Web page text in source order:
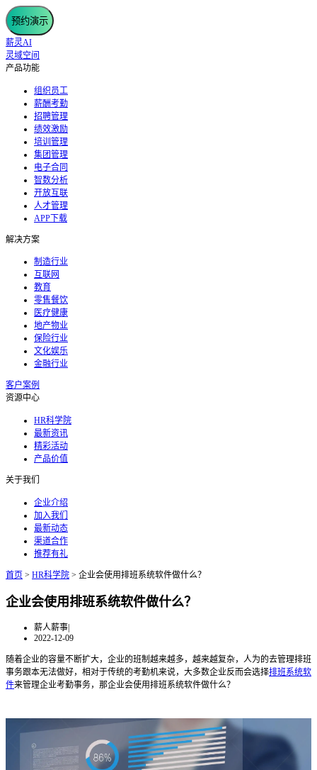
预约演示
薪灵AI
灵域空间
产品功能
组织员工
薪酬考勤
招聘管理
绩效激励
培训管理
集团管理
电子合同
智数分析
开放互联
人才管理
APP下载
解决方案
制造行业
互联网
教育
零售餐饮
医疗健康
地产物业
保险行业
文化娱乐
金融行业
客户案例
资源中心
HR科学院
最新资讯
精彩活动
产品价值
关于我们
企业介绍
加入我们
最新动态
渠道合作
推荐有礼
首页 > HR科学院 > 企业会使用排班系统软件做什么？
企业会使用排班系统软件做什么？
薪人薪事|
2022-12-09
随着企业的容量不断扩大，企业的班制越来越多，越来越复杂，人为的去管理排班
事务跟本无法做好， 相对于传统的考勤机来说，大多数企业反而会选择排班系统软
件来管理企业考勤事务，那企业会使用排班系统软件做什么？